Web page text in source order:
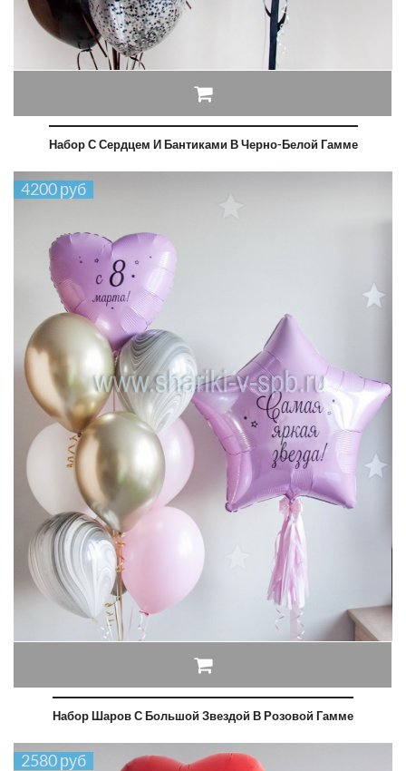
Набор С Сердцем И Бантиками В Черно-Белой Гамме
4200 руб
Набор Шаров С Большой Звездой В Розовой Гамме
2580 руб